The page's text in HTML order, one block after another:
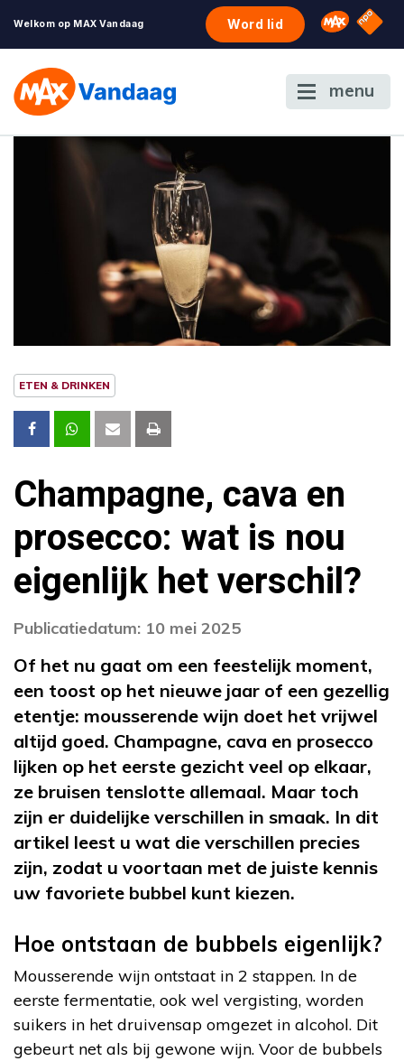
Welkom op MAX Vandaag Word lid Omroep
NPO
menu
ETEN & DRINKEN
Champagne, cava en
prosecco: wat is nou
eigenlijk het verschil?
Publicatiedatum: 10 mei 2025
Of het nu gaat om een feestelijk moment,
een toost op het nieuwe jaar of een gezellig
etentje: mousserende wijn doet het vrijwel
altijd goed. Champagne, cava en prosecco
lijken op het eerste gezicht veel op elkaar,
ze bruisen tenslotte allemaal. Maar toch
zijn er duidelijke verschillen in smaak. In dit
artikel leest u wat die verschillen precies
zijn, zodat u voortaan met de juiste kennis
uw favoriete bubbel kunt kiezen.
Hoe ontstaan de bubbels eigenlijk?
Mousserende wijn ontstaat in 2 stappen. In de
eerste fermentatie, ook wel vergisting, worden
suikers in het druivensap omgezet in alcohol. Dit
gebeurt net als bij gewone wijn. Voor de bubbels